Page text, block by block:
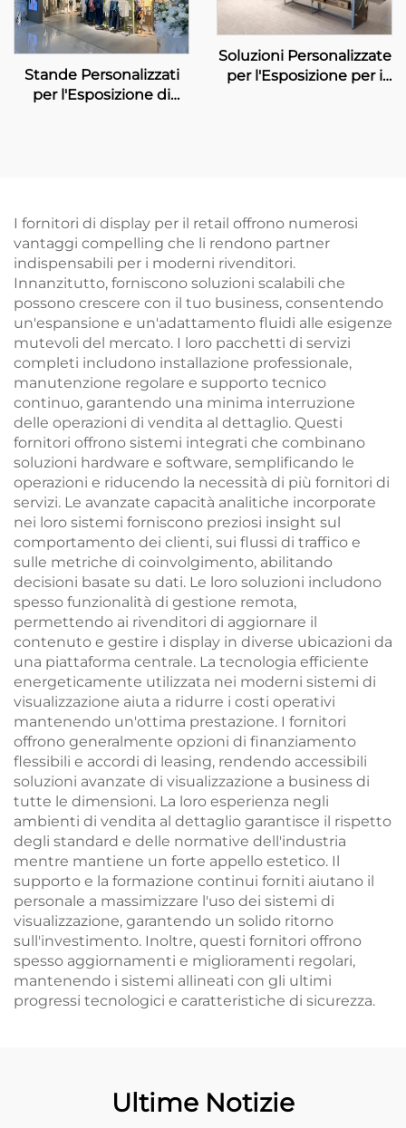
Stande Personalizzati
per l'Esposizione di
Soluzioni Personalizzate
per l'Esposizione per i
I fornitori di display per il retail offrono numerosi
vantaggi compelling che li rendono partner
indispensabili per i moderni rivenditori.
Innanzitutto, forniscono soluzioni scalabili che
possono crescere con il tuo business, consentendo
un'espansione e un'adattamento fluidi alle esigenze
mutevoli del mercato. I loro pacchetti di servizi
completi includono installazione professionale,
manutenzione regolare e supporto tecnico
continuo, garantendo una minima interruzione
delle operazioni di vendita al dettaglio. Questi
fornitori offrono sistemi integrati che combinano
soluzioni hardware e software, semplificando le
operazioni e riducendo la necessità di più fornitori di
servizi. Le avanzate capacità analitiche incorporate
nei loro sistemi forniscono preziosi insight sul
comportamento dei clienti, sui flussi di traffico e
sulle metriche di coinvolgimento, abilitando
decisioni basate su dati. Le loro soluzioni includono
spesso funzionalità di gestione remota,
permettendo ai rivenditori di aggiornare il
contenuto e gestire i display in diverse ubicazioni da
una piattaforma centrale. La tecnologia efficiente
energeticamente utilizzata nei moderni sistemi di
visualizzazione aiuta a ridurre i costi operativi
mantenendo un'ottima prestazione. I fornitori
offrono generalmente opzioni di finanziamento
flessibili e accordi di leasing, rendendo accessibili
soluzioni avanzate di visualizzazione a business di
tutte le dimensioni. La loro esperienza negli
ambienti di vendita al dettaglio garantisce il rispetto
degli standard e delle normative dell'industria
mentre mantiene un forte appello estetico. Il
supporto e la formazione continui forniti aiutano il
personale a massimizzare l'uso dei sistemi di
visualizzazione, garantendo un solido ritorno
sull'investimento. Inoltre, questi fornitori offrono
spesso aggiornamenti e miglioramenti regolari,
mantenendo i sistemi allineati con gli ultimi
progressi tecnologici e caratteristiche di sicurezza.
Ultime Notizie